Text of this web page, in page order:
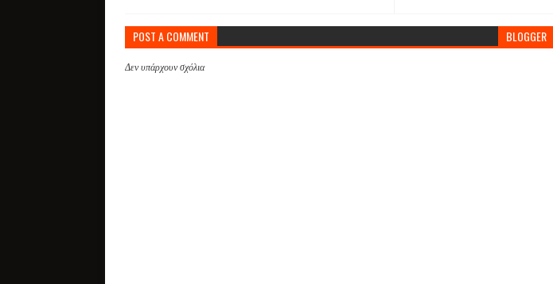
POST A COMMENT BLOGGER
Δεν υπάρχουν σχόλια